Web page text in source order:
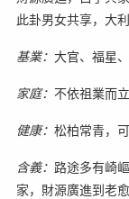
此卦男女共享，大利
基業： 大官、福星
家庭： 不依祖業而
健康： 松柏常青，可
含義： 路途多有崎
家，財源廣進到老